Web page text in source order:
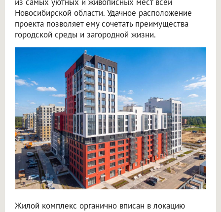
Новосибирской области. Удачное расположение
проекта позволяет ему сочетать преимущества
городской среды и загородной жизни.
Жилой комплекс органично вписан в локацию